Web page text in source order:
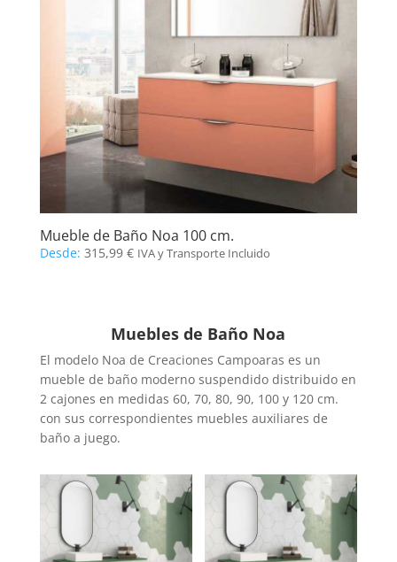
Mueble de Baño Noa 100 cm.
Desde: 315,99 € IVA y Transporte Incluido
Muebles de Baño Noa
El modelo Noa de Creaciones Campoaras es un
mueble de baño moderno suspendido distribuido en
2 cajones en medidas 60, 70, 80, 90, 100 y 120 cm.
con sus correspondientes muebles auxiliares de
baño a juego.